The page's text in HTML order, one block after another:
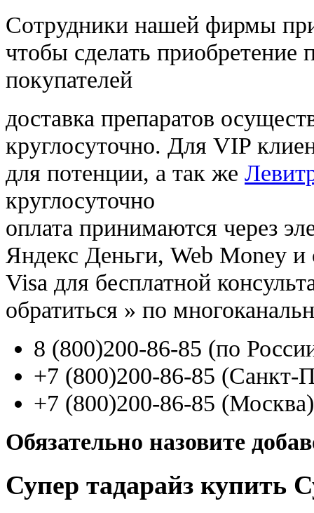
Cотрудники нашей фирмы
чтобы сделать приобретение
покупателей
доставка препаратов
круглосуточно. Для VIP
для потенции, а так же
круглосуточно
оплата принимаются через
Яндекс Деньги, Web Money и
Visa для бесплатной
обратиться » по
8 (800)200-86-85 (по
+7 (800)200-86-85 (Санкт-
+7 (800)200-86-85 (Москва)
Обязательно назовите
Супер тадарайз купить